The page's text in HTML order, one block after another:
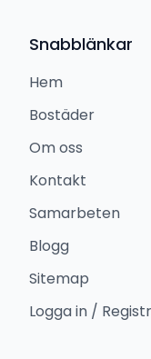
Snabblänkar
Hem
Bostäder
Om oss
Kontakt
Samarbeten
Blogg
Sitemap
Logga in /